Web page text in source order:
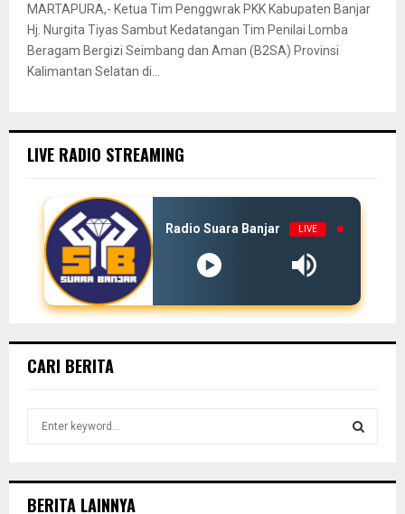
MARTAPURA,- Ketua Tim Penggwrak PKK Kabupaten Banjar
Hj. Nurgita Tiyas Sambut Kedatangan Tim Penilai Lomba
Beragam Bergizi Seimbang dan Aman (B2SA) Provinsi
Kalimantan Selatan di...
LIVE RADIO STREAMING
Radio Suara Banjar LIVE
CARI BERITA
BERITA LAINNYA